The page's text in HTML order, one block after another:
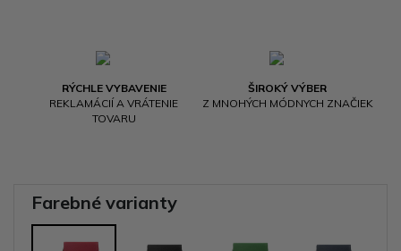
RÝCHLE VYBAVENIE
REKLAMÁCIÍ A VRÁTENIE
TOVARU
ŠIROKÝ VÝBER
Z MNOHÝCH MÓDNYCH ZNAČIEK
Farebné varianty